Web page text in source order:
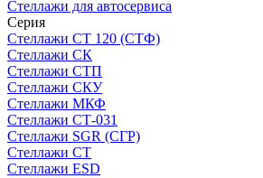
Стеллажи для автосервиса
Серия
Стеллажи СТ 120 (СТФ)
Стеллажи СК
Стеллажи СТП
Стеллажи СКУ
Стеллажи МКФ
Стеллажи СТ-031
Стеллажи SGR (СГР)
Стеллажи СТ
Стеллажи ESD